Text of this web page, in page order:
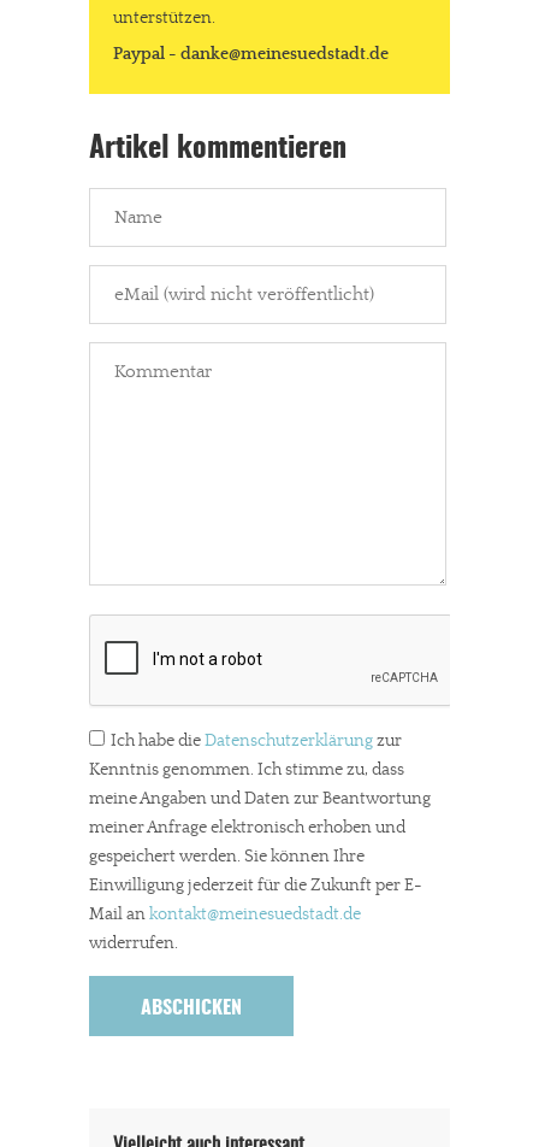
stark zurückgegangen.
Solltest Du unsere unabhängige Berichterstattung schätzen,
JETZT SPENDEN
unterstützen.
Paypal - danke@meinesuedstadt.de
Artikel kommentieren
Ich habe dieDatenschutzerklärungzur
Kenntnis genommen. Ich stimme zu, dass
meine Angaben und Daten zur Beantwortung
meiner Anfrage elektronisch erhoben und
gespeichert werden. Sie können Ihre
Einwilligung jederzeit für die Zukunft per E-
Mail ankontakt@meinesuedstadt.de
widerrufen.